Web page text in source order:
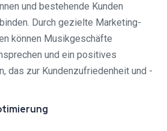
und bestehende Kunden
Durch gezielte Marketing-
können Musikgeschäfte
und ein positives
das zur Kundenzufriedenheit und -